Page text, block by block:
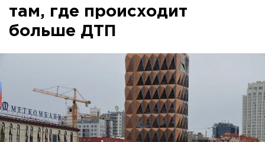
там, где происходит
больше ДТП